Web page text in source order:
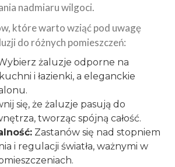
nadmiaru wilgoci.
które warto wziąć pod uwagę
do różnych pomieszczeń:
żaluzje odporne na
i łazienki, a eleganckie
się, że żaluzje pasują do
tworząc spójną całość.
Zastanów się nad stopniem
i regulacji światła, ważnymi w